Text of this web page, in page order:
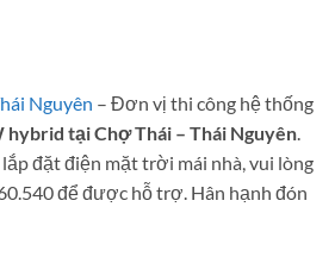
Nguyên – Đơn vị thi công hệ thống
tại Chợ Thái – Thái Nguyên.
đặt điện mặt trời mái nhà, vui lòng
để được hỗ trợ. Hân hạnh đón